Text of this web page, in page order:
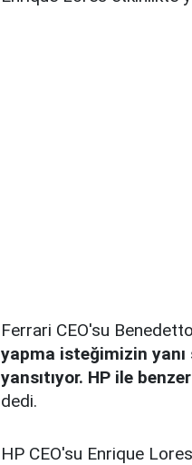
Ferrari CEO'su
yapma isteğimizin yanı
yansıtıyor. HP ile
dedi.
HP CEO'su Enrique